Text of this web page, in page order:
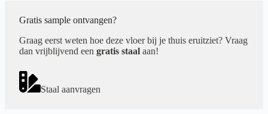
Gratis sample ontvangen?
Graag eerst weten hoe deze vloer bij je thuis eruitziet? Vraag
dan vrijblijvend een gratis staal aan!
Staal aanvragen